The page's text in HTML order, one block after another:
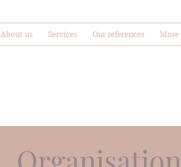
About us Services Our references More